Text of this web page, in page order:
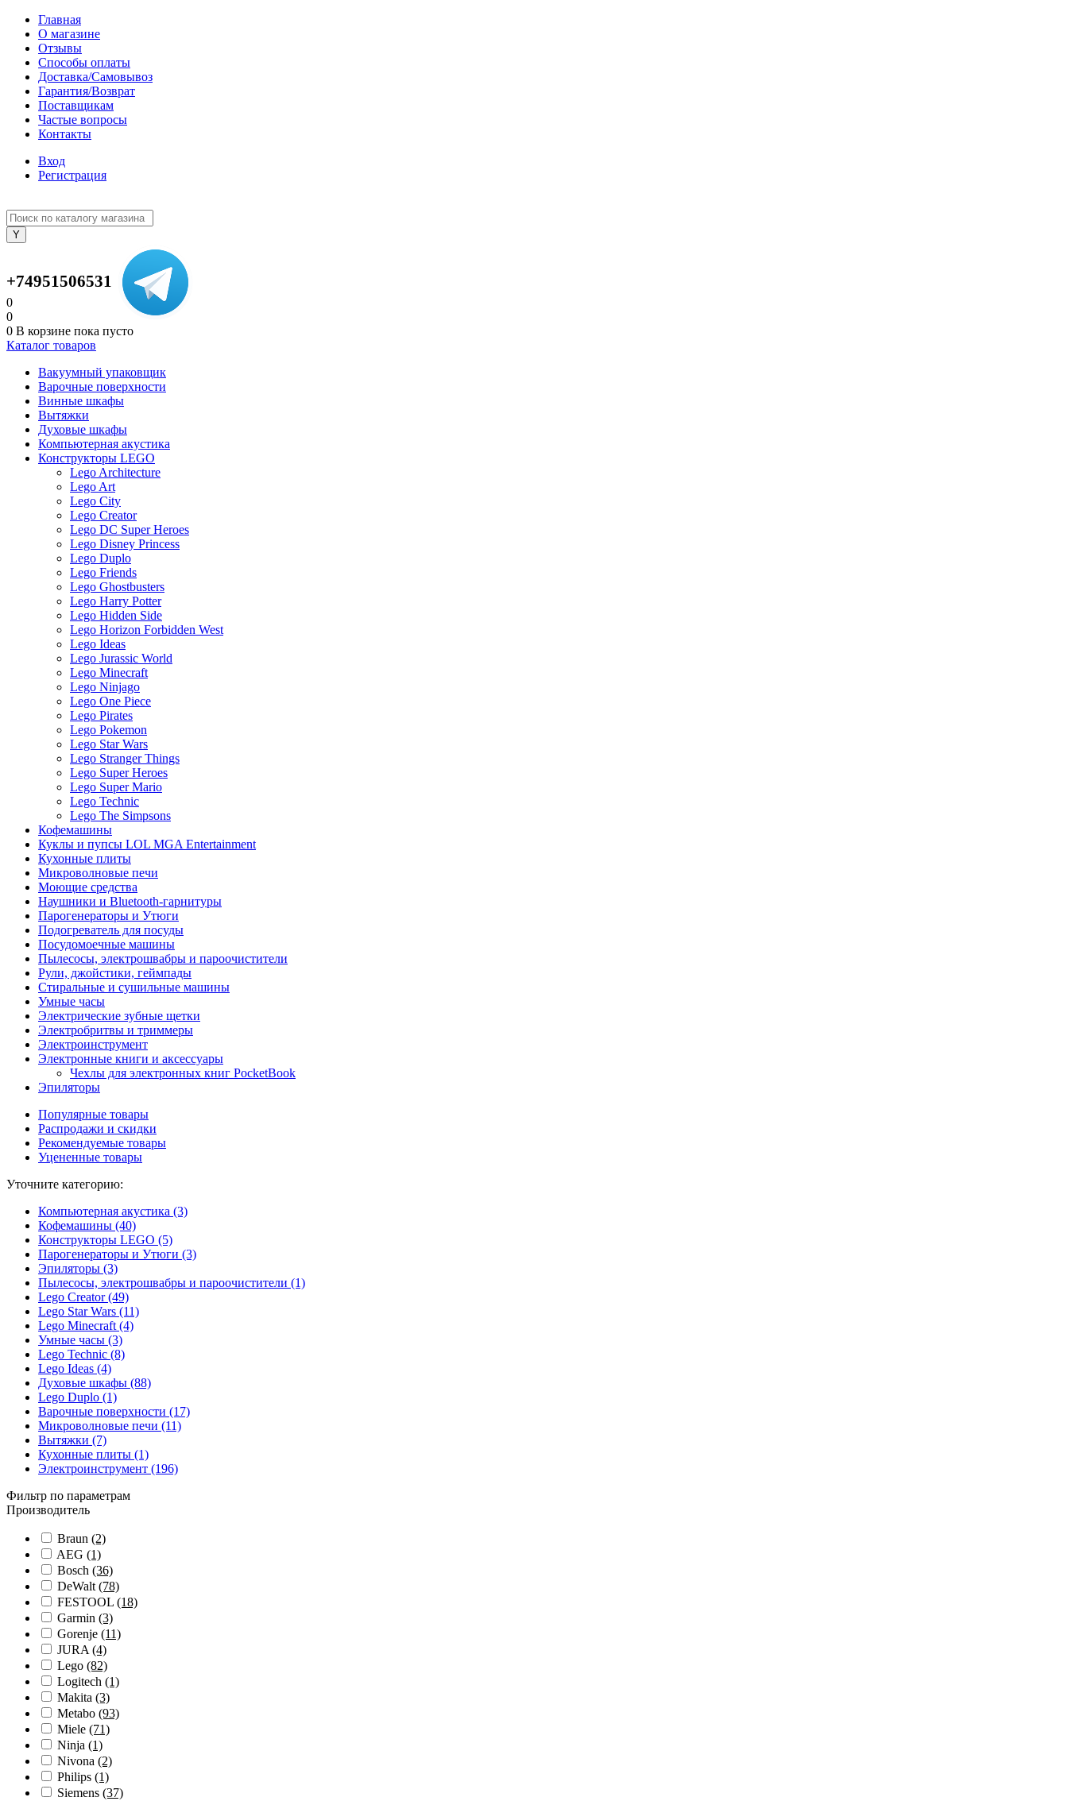
Главная
О магазине
Отзывы
Способы оплаты
Доставка/Самовывоз
Гарантия/Возврат
Поставщикам
Частые вопросы
Контакты
Вход
Регистрация
+74951506531
0
0
0 В корзине пока пусто
Каталог товаров
Вакуумный упаковщик
Варочные поверхности
Винные шкафы
Вытяжки
Духовые шкафы
Компьютерная акустика
Конструкторы LEGO
Lego Architecture
Lego Art
Lego City
Lego Creator
Lego DC Super Heroes
Lego Disney Princess
Lego Duplo
Lego Friends
Lego Ghostbusters
Lego Harry Potter
Lego Hidden Side
Lego Horizon Forbidden West
Lego Ideas
Lego Jurassic World
Lego Minecraft
Lego Ninjago
Lego One Piece
Lego Pirates
Lego Pokemon
Lego Star Wars
Lego Stranger Things
Lego Super Heroes
Lego Super Mario
Lego Technic
Lego The Simpsons
Кофемашины
Куклы и пупсы LOL MGA Entertainment
Кухонные плиты
Микроволновые печи
Моющие средства
Наушники и Bluetooth-гарнитуры
Парогенераторы и Утюги
Подогреватель для посуды
Посудомоечные машины
Пылесосы, электрошвабры и пароочистители
Рули, джойстики, геймпады
Стиральные и сушильные машины
Умные часы
Электрические зубные щетки
Электробритвы и триммеры
Электроинструмент
Электронные книги и аксессуары
Чехлы для электронных книг PocketBook
Эпиляторы
Популярные товары
Распродажи и скидки
Рекомендуемые товары
Уцененные товары
Уточните категорию:
Компьютерная акустика (3)
Кофемашины (40)
Конструкторы LEGO (5)
Парогенераторы и Утюги (3)
Эпиляторы (3)
Пылесосы, электрошвабры и пароочистители (1)
Lego Creator (49)
Lego Star Wars (11)
Lego Minecraft (4)
Умные часы (3)
Lego Technic (8)
Lego Ideas (4)
Духовые шкафы (88)
Lego Duplo (1)
Варочные поверхности (17)
Микроволновые печи (11)
Вытяжки (7)
Кухонные плиты (1)
Электроинструмент (196)
Фильтр по параметрам
Производитель
Braun (2)
AEG (1)
Bosch (36)
DeWalt (78)
FESTOOL (18)
Garmin (3)
Gorenje (11)
JURA (4)
Lego (82)
Logitech (1)
Makita (3)
Metabo (93)
Miele (71)
Ninja (1)
Nivona (2)
Philips (1)
Siemens (37)